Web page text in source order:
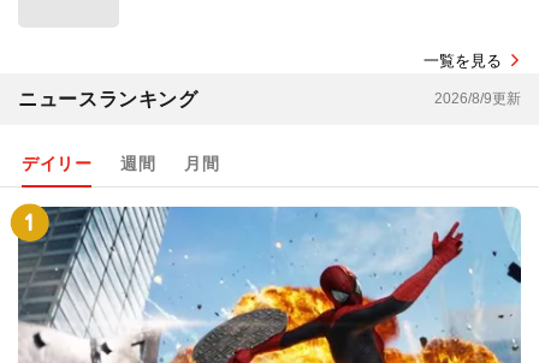
一覧を見る
ニュースランキング 2026/8/9更新
デイリー 週間 月間